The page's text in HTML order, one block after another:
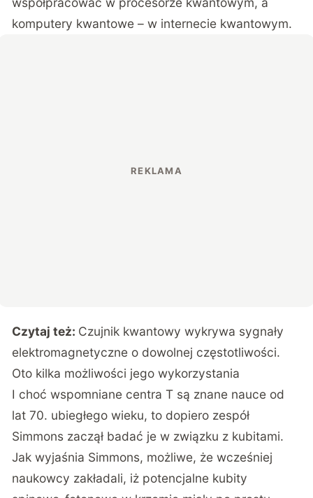
komputery kwantowe – w internecie kwantowym.
Czytaj też: Czujnik kwantowy wykrywa sygnały
elektromagnetyczne o dowolnej częstotliwości.
Oto kilka możliwości jego wykorzystania
I choć wspomniane centra T są znane nauce od
lat 70. ubiegłego wieku, to dopiero zespół
Simmons zaczął badać je w związku z kubitami.
Jak wyjaśnia Simmons, możliwe, że wcześniej
naukowcy zakładali, iż potencjalne kubity